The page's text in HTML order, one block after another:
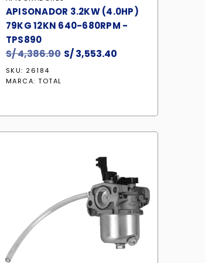
APISONADOR 3.2KW (4.0HP)
79KG 12KN 640-680RPM -
TPS890
S/4,386.90 El
S/3,553.40
SKU: 26184
MARCA:TOTAL